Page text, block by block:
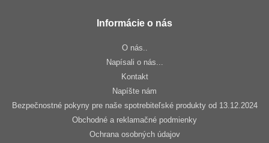
Informácie o nás
O nás..
Napísali o nás...
Kontakt
Napíšte nám
Bezpečnostné pokyny pre naše spotrebiteľské produkty od 13.12.2024
Obchodné a reklamačné podmienky
Ochrana osobných údajov